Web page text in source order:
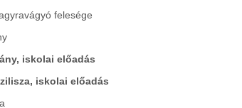
felesége
iskolai előadás
iskolai előadás